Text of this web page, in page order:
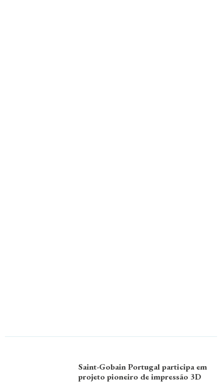
Saint-Gobain Portugal participa em
projeto pioneiro de impressão 3D